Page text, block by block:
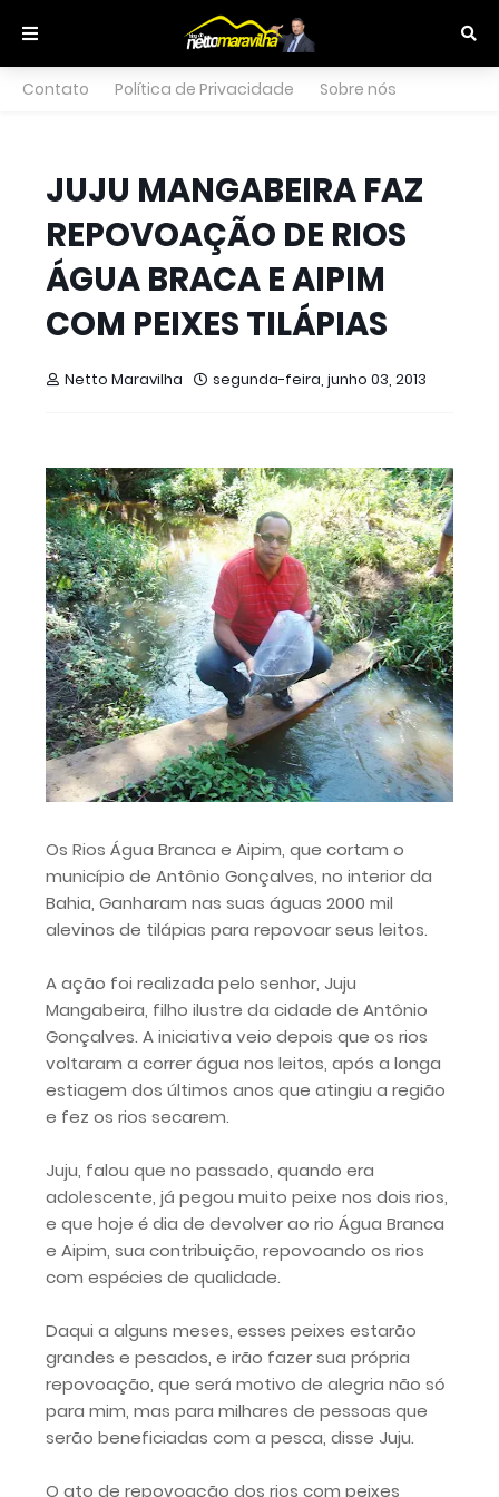
Contato Política de Privacidade Sobre nós
JUJU MANGABEIRA FAZ
REPOVOAÇÃO DE RIOS
ÁGUA BRACA E AIPIM
COM PEIXES TILÁPIAS
Netto Maravilha segunda-feira, junho 03, 2013
Os Rios Água Branca e Aipim, que cortam o
município de Antônio Gonçalves, no interior da
Bahia, Ganharam nas suas águas 2000 mil
alevinos de tilápias para repovoar seus leitos.
A ação foi realizada pelo senhor, Juju
Mangabeira, filho ilustre da cidade de Antônio
Gonçalves. A iniciativa veio depois que os rios
voltaram a correr água nos leitos, após a longa
estiagem dos últimos anos que atingiu a região
e fez os rios secarem.
Juju, falou que no passado, quando era
adolescente, já pegou muito peixe nos dois rios,
e que hoje é dia de devolver ao rio Água Branca
e Aipim, sua contribuição, repovoando os rios
com espécies de qualidade.
Daqui a alguns meses, esses peixes estarão
grandes e pesados, e irão fazer sua própria
repovoação, que será motivo de alegria não só
para mim, mas para milhares de pessoas que
serão beneficiadas com a pesca, disse Juju.
O ato de repovoação dos rios com peixes